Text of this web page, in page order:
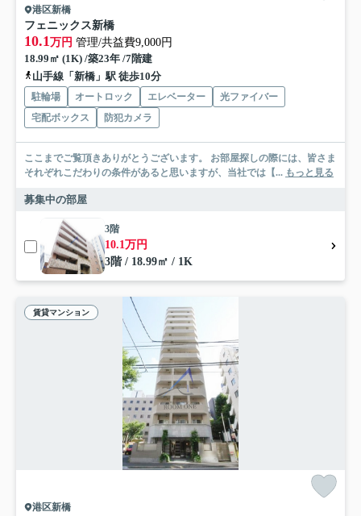
港区新橋
フェニックス新橋
10.1万円 管理/共益費9,000円
18.99㎡ (1K) /築23年 /7階建
山手線「新橋」駅 徒歩10分
駐輪場 オートロック エレベーター
光ファイバー
宅配ボックス
防犯カメラ
ここまでご覧頂きありがとうございます。 お部屋探しの際には、皆さま
それぞれこだわりの条件があると思いますが、当社では【... もっと見る
募集中の部屋
3階
10.1万円
3階 / 18.99㎡ / 1K
賃貸マンション
港区新橋